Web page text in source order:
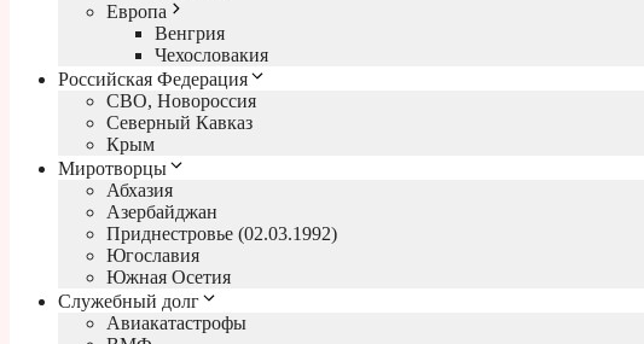
Европа
Венгрия
Чехословакия
Российская Федерация
СВО, Новороссия
Северный Кавказ
Крым
Миротворцы
Абхазия
Азербайджан
Приднестровье (02.03.1992)
Югославия
Южная Осетия
Служебный долг
Авиакатастрофы